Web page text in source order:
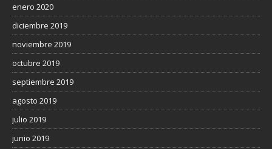
enero 2020
diciembre 2019
noviembre 2019
octubre 2019
septiembre 2019
agosto 2019
julio 2019
junio 2019